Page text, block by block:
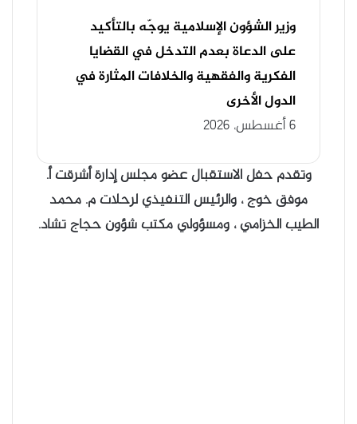
وزير الشؤون الإسلامية يوجّه بالتأكيد
على الدعاة بعدم التدخل في القضايا
الفكرية والفقهية والخلافات المثارة في
الدول الأخرى
6 أغسطس، 2026
وتقدم حفل الاستقبال عضو مجلس إدارة أشرقت أ.
موفق خوج ، والرئيس التنفيذي لرحلات م. محمد
الطيب الخزامي ، ومسؤولي مكتب شؤون حجاج تشاد.